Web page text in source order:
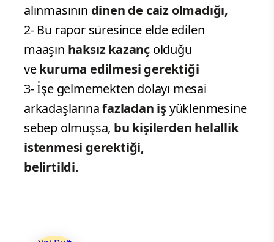
alınmasının dinen de caiz olmadığı,
2- Bu rapor süresince elde edilen
maaşın haksız kazanç olduğu
vekuruma edilmesi gerektiği
3- İşe gelmemekten dolayı mesai
arkadaşlarınafazladan işyüklenmesine
sebep olmuşsa, bu kişilerden helallik
istenmesi gerektiği,
belirtildi.